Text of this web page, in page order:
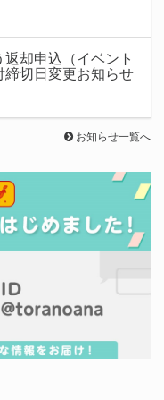
返却申込（イベント
切日変更お知らせ
お知らせ一覧へ